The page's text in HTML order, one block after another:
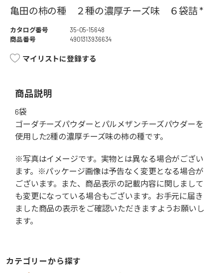
亀田の柿の種 ２種の濃厚チーズ味 ６袋詰 *
カタログ番号
35-05-15648
商品番号
4901313936634
マイリストに登録する
商品説明
6袋
ゴーダチーズパウダーとパルメザンチーズパウダーを
使用した2種の濃厚チーズ味の柿の種です。
※写真はイメージです。実物とは異なる場合がござい
ます。※パッケージ画像は予告なく変更となる場合が
ございます。また、商品表示の記載内容に関しまして
も変更になっている場合もございます。お手元に届き
ました商品の表示をご確認いただきますようお願いし
ます。
カテゴリーから探す